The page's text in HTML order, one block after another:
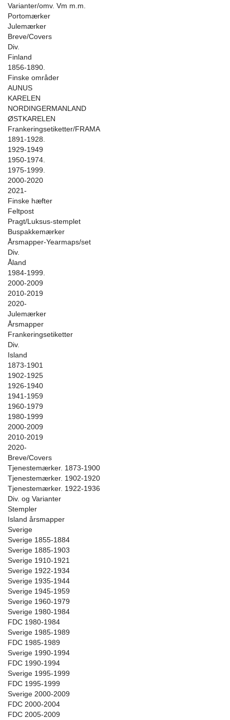
Varianter/omv. Vm m.m.
Portomærker
Julemærker
Breve/Covers
Div.
Finland
1856-1890.
Finske områder
AUNUS
KARELEN
NORDINGERMANLAND
ØSTKARELEN
Frankeringsetiketter/FRAMA
1891-1928.
1929-1949
1950-1974.
1975-1999.
2000-2020
2021-
Finske hæfter
Feltpost
Pragt/Luksus-stemplet
Buspakkemærker
Årsmapper-Yearmaps/set
Div.
Åland
1984-1999.
2000-2009
2010-2019
2020-
Julemærker
Årsmapper
Frankeringsetiketter
Div.
Island
1873-1901
1902-1925
1926-1940
1941-1959
1960-1979
1980-1999
2000-2009
2010-2019
2020-
Breve/Covers
Tjenestemærker. 1873-1900
Tjenestemærker. 1902-1920
Tjenestemærker. 1922-1936
Div. og Varianter
Stempler
Island årsmapper
Sverige
Sverige 1855-1884
Sverige 1885-1903
Sverige 1910-1921
Sverige 1922-1934
Sverige 1935-1944
Sverige 1945-1959
Sverige 1960-1979
Sverige 1980-1984
FDC 1980-1984
Sverige 1985-1989
FDC 1985-1989
Sverige 1990-1994
FDC 1990-1994
Sverige 1995-1999
FDC 1995-1999
Sverige 2000-2009
FDC 2000-2004
FDC 2005-2009